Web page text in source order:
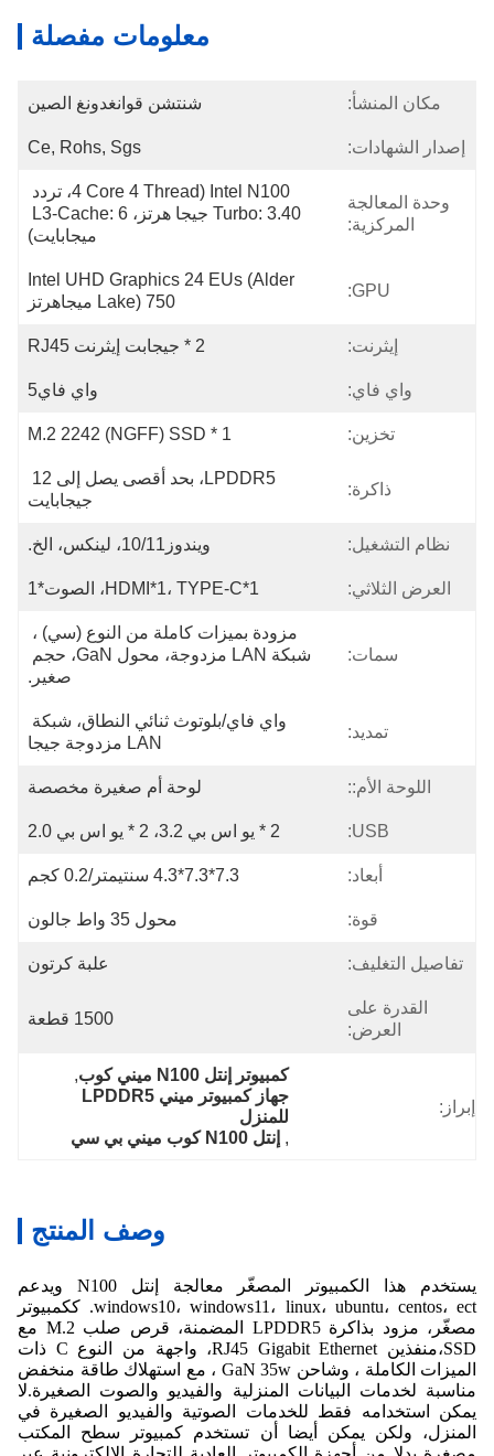
معلومات مفصلة
مكان المنشأ: شنتشن قوانغدونغ الصين
إصدار الشهادات: Ce, Rohs, Sgs
وحدة المعالجة
المركزية:
Intel N100 (4 Core 4 Thread، تردد
Turbo: 3.40 جيجا هرتز، L3-Cache: 6
ميجابايت)
GPU:
Intel UHD Graphics 24 EUs (Alder
Lake) 750 ميجاهرتز
إيثرنت: 2 * جيجابت إيثرنت RJ45
واي فاي: واي فاي5
تخزين: 1 * M.2 2242 (NGFF) SSD
ذاكرة:
LPDDR5، بحد أقصى يصل إلى 12
جيجابايت
نظام التشغيل: ويندوز10/11، لينكس، الخ.
العرض الثلاثي: HDMI*1، TYPE-C*1، الصوت*1
سمات:
مزودة بميزات كاملة من النوع (سي) ،
شبكة LAN مزدوجة، محول GaN، حجم
صغير.
تمديد:
واي فاي/بلوتوث ثنائي النطاق، شبكة
LAN مزدوجة جيجا
اللوحة الأم:: لوحة أم صغيرة مخصصة
USB: 2 * يو اس بي 3.2، 2 * يو اس بي 2.0
أبعاد: 7.3*7.3*4.3 سنتيمتر/0.2 كجم
قوة: محول 35 واط جالون
تفاصيل التغليف: علبة كرتون
القدرة على
العرض:
1500 قطعة
إبراز:
كمبيوتر إنتل N100 ميني كوب
,
جهاز كمبيوتر ميني LPDDR5
للمنزل
, إنتل N100 كوب ميني بي سي
وصف المنتج
يستخدم هذا الكمبيوتر المصغّر معالجة إنتل N100 ويدعم
windows10، windows11، linux، ubuntu، centos، ect. ككمبيوتر
مصغّر، مزود بذاكرة LPDDR5 المضمنة، قرص صلب M.2 مع
SSD،منفذين RJ45 Gigabit Ethernet، واجهة من النوع C ذات
الميزات الكاملة ، وشاحن GaN 35w ، مع استهلاك طاقة منخفض
مناسبة لخدمات البيانات المنزلية والفيديو والصوت الصغيرة.لا
يمكن استخدامه فقط للخدمات الصوتية والفيديو الصغيرة في
المنزل، ولكن يمكن أيضا أن تستخدم كمبيوتر سطح المكتب